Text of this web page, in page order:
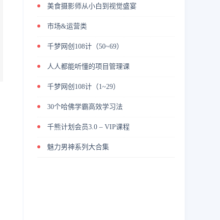
美食摄影师从小白到视觉盛宴
市场&运营类
千梦网创108计（50~69）
人人都能听懂的项目管理课
千梦网创108计（1~29）
30个哈佛学霸高效学习法
千熊计划会员3.0 – VIP课程
魅力男神系列大合集